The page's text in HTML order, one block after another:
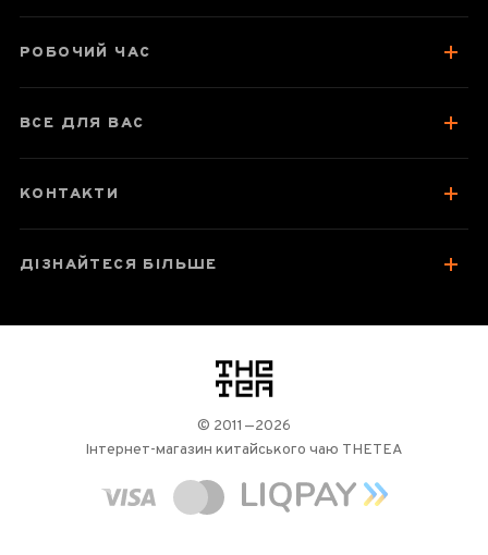
Відгуки чаєманів
РОБОЧИЙ ЧАС
ВСЕ ДЛЯ ВАС
КОНТАКТИ
ДІЗНАЙТЕСЯ БІЛЬШЕ
логотип
© 2011—2026
Інтернет-магазин китайського чаю THETEA